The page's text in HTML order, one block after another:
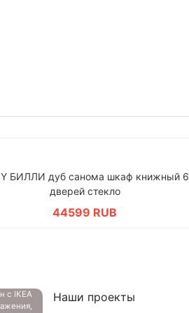
БИЛЛИ дуб санома шкаф книжный 6
дверей стекло
44599 RUB
с IKEA
Наши проекты